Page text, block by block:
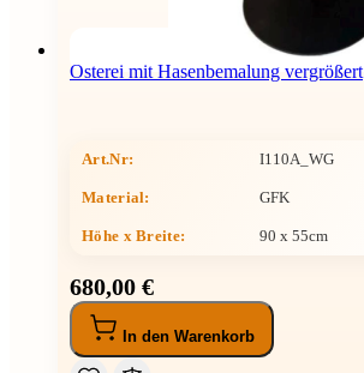
Osterei mit Hasenbemalung vergrößert
Art.Nr: I110A_WG
Material: GFK
Höhe x Breite: 90 x 55cm
680,00 €
In den Warenkorb